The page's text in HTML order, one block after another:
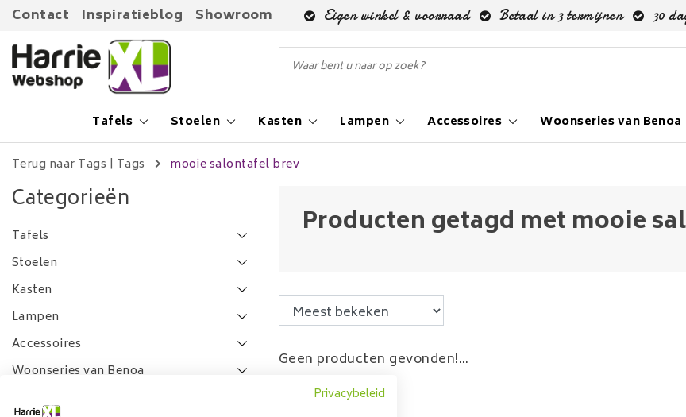
Contact Inspiratieblog Showroom Eigen winkel & voorraad Betaal in 3 termijnen 30
Tafels Stoelen Kasten Lampen Accessoires Woonseries van Benoa
Terug naar Tags | Tags mooie salontafel brev
Categorieën
Tafels
Stoelen
Kasten
Lampen
Accessoires
Woonseries van Benoa
Producten getagd met mooie
Geen producten gevonden!...
Privacybeleid